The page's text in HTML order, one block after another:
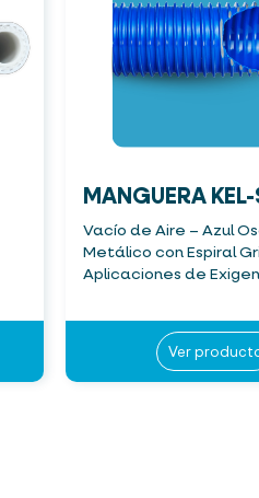
MANGUERA KEL-
Vacío de Aire – Azul
Metálico con Espiral
Aplicaciones de
Ver